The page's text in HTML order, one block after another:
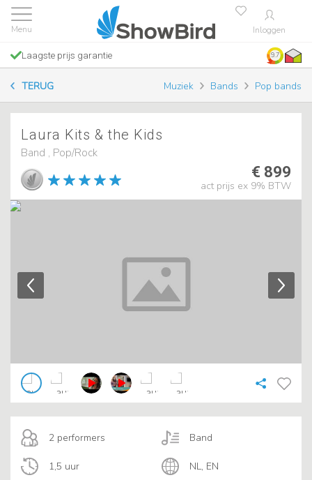
Inloggen
Laagste prijs garantie 9.7
TERUG Muziek Bands Pop bands
Laura Kits & the Kids
Band , Pop/Rock
€ 899
act prijs ex 9% BTW
2 performers Band
1,5 uur NL, EN